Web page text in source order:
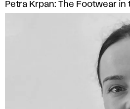
Petra Krpan: The Footwear in